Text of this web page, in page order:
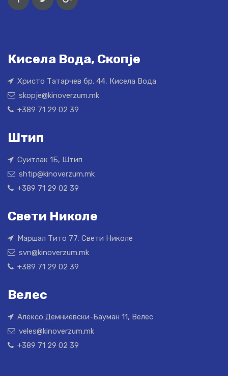
Кисела Вода, Скопје
Христо Татарчев бр. 44, Кисела Вода
skopje@kinoverzum.mk
+389 71 29 02 39
Штип
Суитлак 1Б, Штип
shtip@kinoverzum.mk
+389 71 29 02 39
Свети Николе
Маршал Тито 77, Свети Николе
svn@kinoverzum.mk
+389 71 29 02 39
Велес
Алексо Демниевски-Бауман 11, Велес
veles@kinoverzum.mk
+389 71 29 02 39